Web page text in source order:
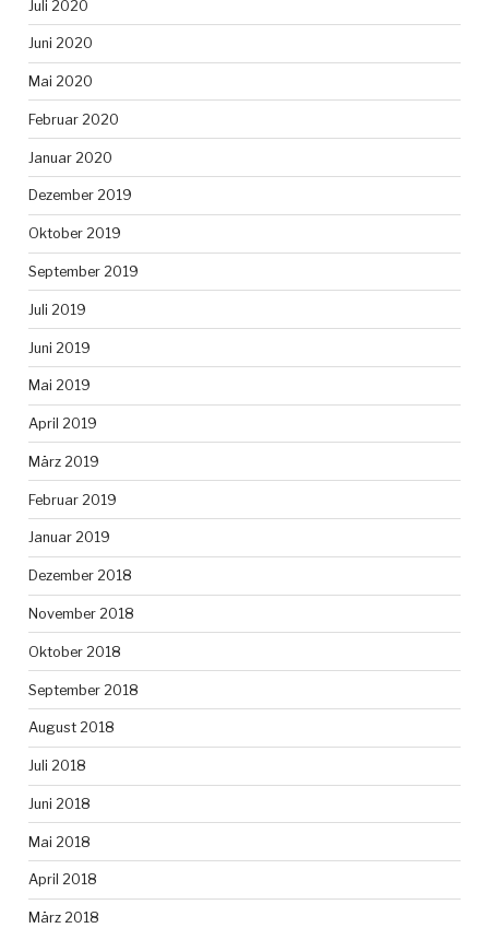
Juli 2020
Juni 2020
Mai 2020
Februar 2020
Januar 2020
Dezember 2019
Oktober 2019
September 2019
Juli 2019
Juni 2019
Mai 2019
April 2019
März 2019
Februar 2019
Januar 2019
Dezember 2018
November 2018
Oktober 2018
September 2018
August 2018
Juli 2018
Juni 2018
Mai 2018
April 2018
März 2018